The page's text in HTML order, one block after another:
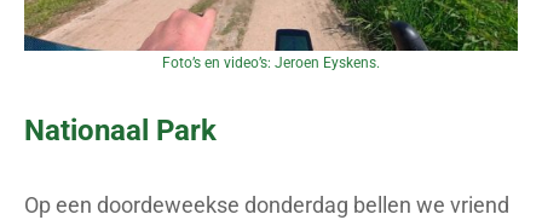
Foto’s en video’s: Jeroen Eyskens.
Nationaal Park
Op een doordeweekse donderdag bellen we vriend